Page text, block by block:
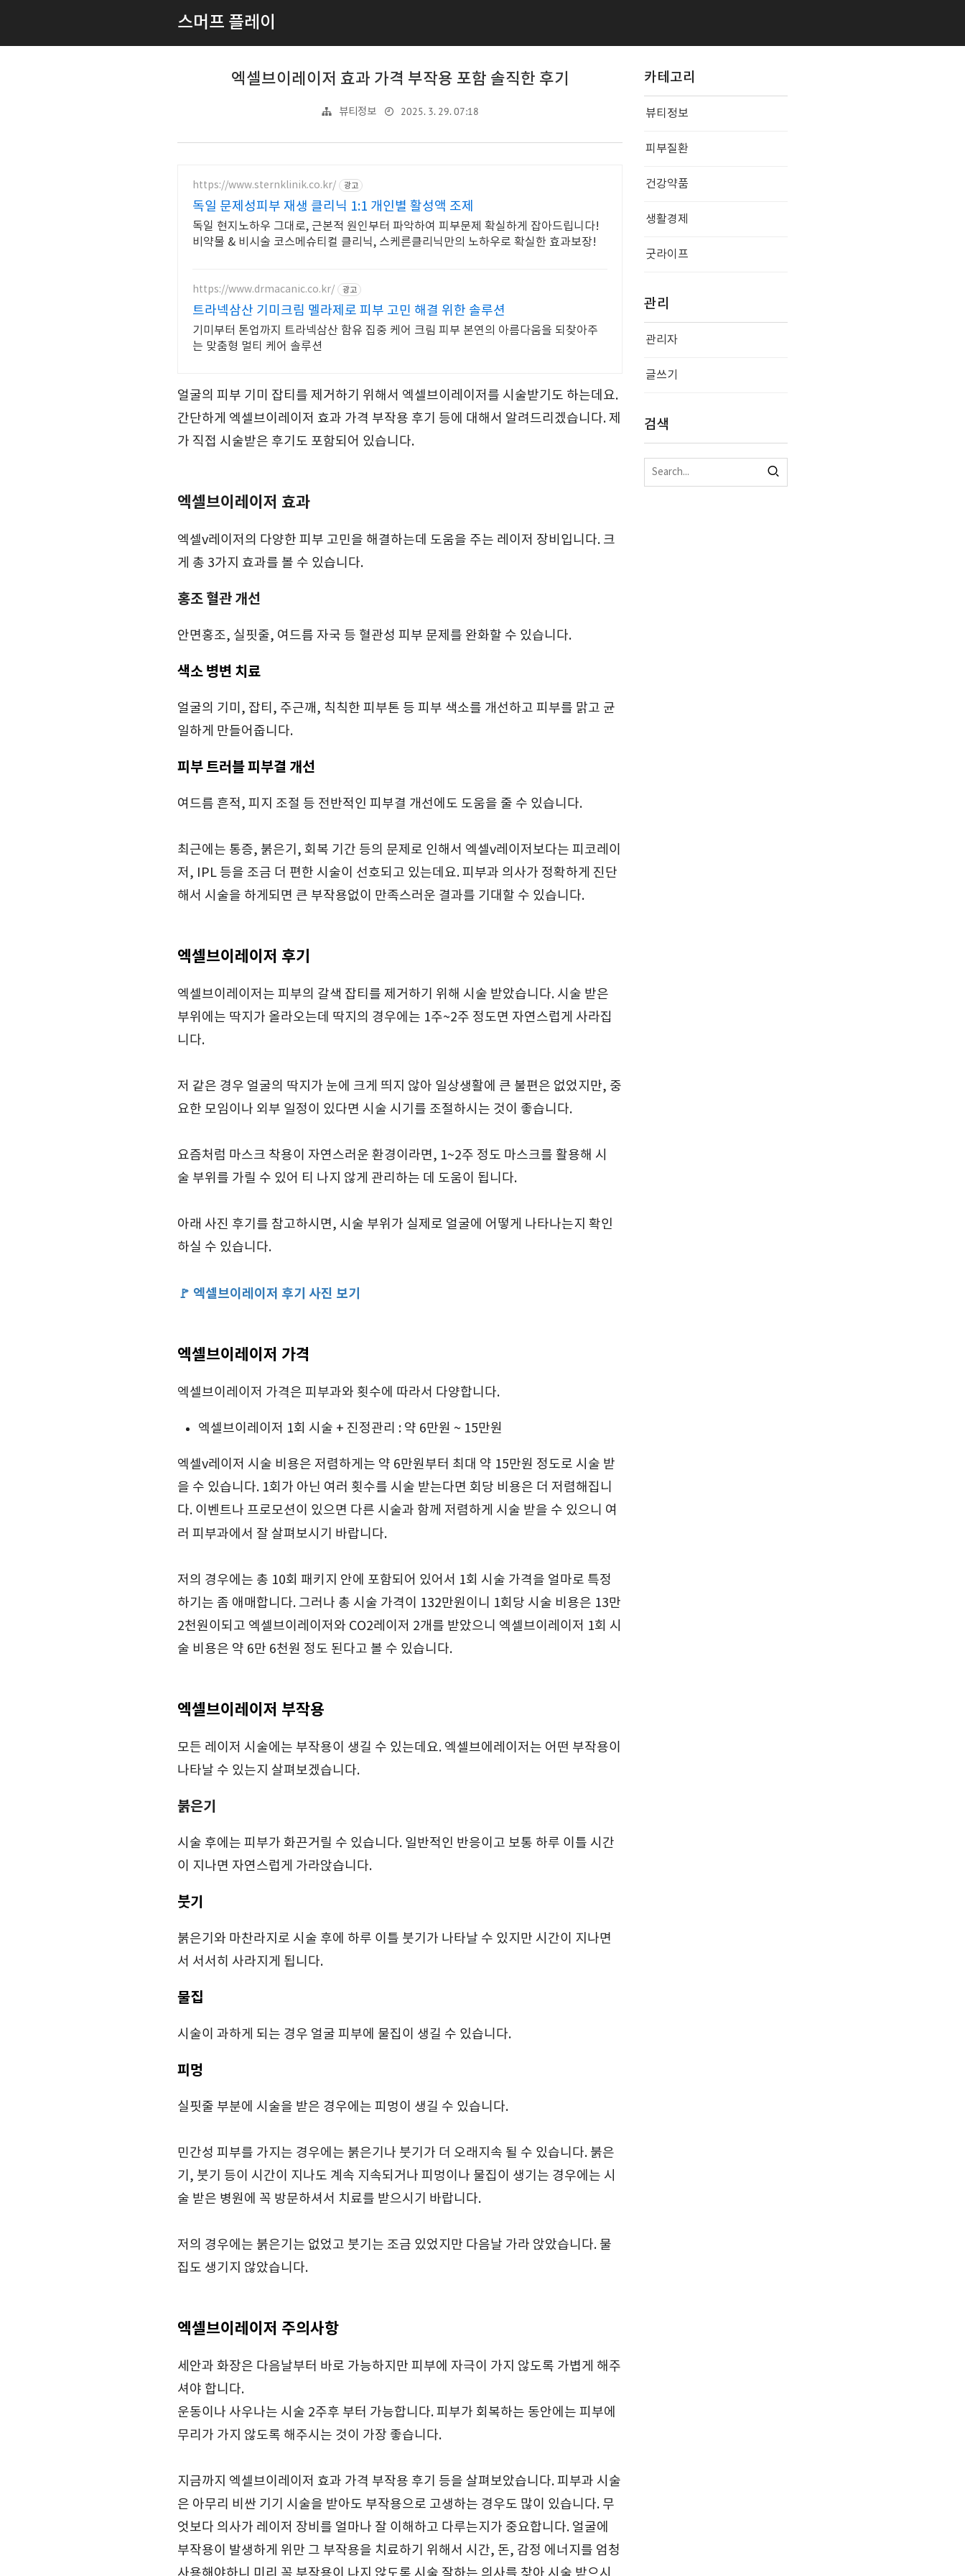
스머프 플레이
엑셀브이레이저 효과 가격 부작용 포함 솔직한 후기
뷰티정보 2025. 3. 29. 07:18
https://www.sternklinik.co.kr/ 광고
독일 문제성피부 재생 클리닉 1:1 개인별 활성액 조제
독일 현지노하우 그대로, 근본적 원인부터 파악하여 피부문제 확실하게 잡아드립니다!
비약물 & 비시술 코스메슈티컬 클리닉, 스케른클리닉만의 노하우로 확실한 효과보장!
https://www.drmacanic.co.kr/ 광고
트라넥삼산 기미크림 멜라제로 피부 고민 해결 위한 솔루션
기미부터 톤업까지 트라넥삼산 함유 집중 케어 크림 피부 본연의 아름다움을 되찾아주
는 맞춤형 멀티 케어 솔루션
얼굴의 피부 기미 잡티를 제거하기 위해서 엑셀브이레이저를 시술받기도 하는데요.
간단하게 엑셀브이레이저 효과 가격 부작용 후기 등에 대해서 알려드리겠습니다. 제
가 직접 시술받은 후기도 포함되어 있습니다.
엑셀브이레이저 효과
엑셀v레이저의 다양한 피부 고민을 해결하는데 도움을 주는 레이저 장비입니다. 크
게 총 3가지 효과를 볼 수 있습니다.
홍조 혈관 개선
안면홍조, 실핏줄, 여드름 자국 등 혈관성 피부 문제를 완화할 수 있습니다.
색소 병변 치료
얼굴의 기미, 잡티, 주근깨, 칙칙한 피부톤 등 피부 색소를 개선하고 피부를 맑고 균
일하게 만들어줍니다.
피부 트러블 피부결 개선
여드름 흔적, 피지 조절 등 전반적인 피부결 개선에도 도움을 줄 수 있습니다.
최근에는 통증, 붉은기, 회복 기간 등의 문제로 인해서 엑셀v레이저보다는 피코레이
저, IPL 등을 조금 더 편한 시술이 선호되고 있는데요. 피부과 의사가 정확하게 진단
해서 시술을 하게되면 큰 부작용없이 만족스러운 결과를 기대할 수 있습니다.
엑셀브이레이저 후기
엑셀브이레이저는 피부의 갈색 잡티를 제거하기 위해 시술 받았습니다. 시술 받은
부위에는 딱지가 올라오는데 딱지의 경우에는 1주~2주 정도면 자연스럽게 사라집
니다.
저 같은 경우 얼굴의 딱지가 눈에 크게 띄지 않아 일상생활에 큰 불편은 없었지만, 중
요한 모임이나 외부 일정이 있다면 시술 시기를 조절하시는 것이 좋습니다.
요즘처럼 마스크 착용이 자연스러운 환경이라면, 1~2주 정도 마스크를 활용해 시
술 부위를 가릴 수 있어 티 나지 않게 관리하는 데 도움이 됩니다.
아래 사진 후기를 참고하시면, 시술 부위가 실제로 얼굴에 어떻게 나타나는지 확인
하실 수 있습니다.
🚩 엑셀브이레이저 후기 사진 보기
엑셀브이레이저 가격
엑셀브이레이저 가격은 피부과와 횟수에 따라서 다양합니다.
엑셀브이레이저 1회 시술 + 진정관리 : 약 6만원 ~ 15만원
엑셀v레이저 시술 비용은 저렴하게는 약 6만원부터 최대 약 15만원 정도로 시술 받
을 수 있습니다. 1회가 아닌 여러 횟수를 시술 받는다면 회당 비용은 더 저렴해집니
다. 이벤트나 프로모션이 있으면 다른 시술과 함께 저렴하게 시술 받을 수 있으니 여
러 피부과에서 잘 살펴보시기 바랍니다.
저의 경우에는 총 10회 패키지 안에 포함되어 있어서 1회 시술 가격을 얼마로 특정
하기는 좀 애매합니다. 그러나 총 시술 가격이 132만원이니 1회당 시술 비용은 13만
2천원이되고 엑셀브이레이저와 CO2레이저 2개를 받았으니 엑셀브이레이저 1회 시
술 비용은 약 6만 6천원 정도 된다고 볼 수 있습니다.
엑셀브이레이저 부작용
모든 레이저 시술에는 부작용이 생길 수 있는데요. 엑셀브에레이저는 어떤 부작용이
나타날 수 있는지 살펴보겠습니다.
붉은기
시술 후에는 피부가 화끈거릴 수 있습니다. 일반적인 반응이고 보통 하루 이틀 시간
이 지나면 자연스럽게 가라앉습니다.
붓기
붉은기와 마찬라지로 시술 후에 하루 이틀 붓기가 나타날 수 있지만 시간이 지나면
서 서서히 사라지게 됩니다.
물집
시술이 과하게 되는 경우 얼굴 피부에 물집이 생길 수 있습니다.
피멍
실핏줄 부분에 시술을 받은 경우에는 피멍이 생길 수 있습니다.
민간성 피부를 가지는 경우에는 붉은기나 붓기가 더 오래지속 될 수 있습니다. 붉은
기, 붓기 등이 시간이 지나도 계속 지속되거나 피멍이나 물집이 생기는 경우에는 시
술 받은 병원에 꼭 방문하셔서 치료를 받으시기 바랍니다.
저의 경우에는 붉은기는 없었고 붓기는 조금 있었지만 다음날 가라 앉았습니다. 물
집도 생기지 않았습니다.
엑셀브이레이저 주의사항
세안과 화장은 다음날부터 바로 가능하지만 피부에 자극이 가지 않도록 가볍게 해주
셔야 합니다.
운동이나 사우나는 시술 2주후 부터 가능합니다. 피부가 회복하는 동안에는 피부에
무리가 가지 않도록 해주시는 것이 가장 좋습니다.
지금까지 엑셀브이레이저 효과 가격 부작용 후기 등을 살펴보았습니다. 피부과 시술
은 아무리 비싼 기기 시술을 받아도 부작용으로 고생하는 경우도 많이 있습니다. 무
엇보다 의사가 레이저 장비를 얼마나 잘 이해하고 다루는지가 중요합니다. 얼굴에
부작용이 발생하게 위만 그 부작용을 치료하기 위해서 시간, 돈, 감정 에너지를 엄청
카테고리
뷰티정보
피부질환
건강약품
생활경제
굿라이프
관리
관리자
글쓰기
검색